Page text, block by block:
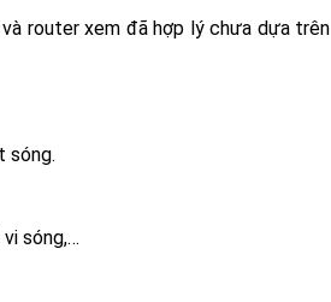
router xem đã hợp lý chưa dựa trên
sóng.
sóng,…